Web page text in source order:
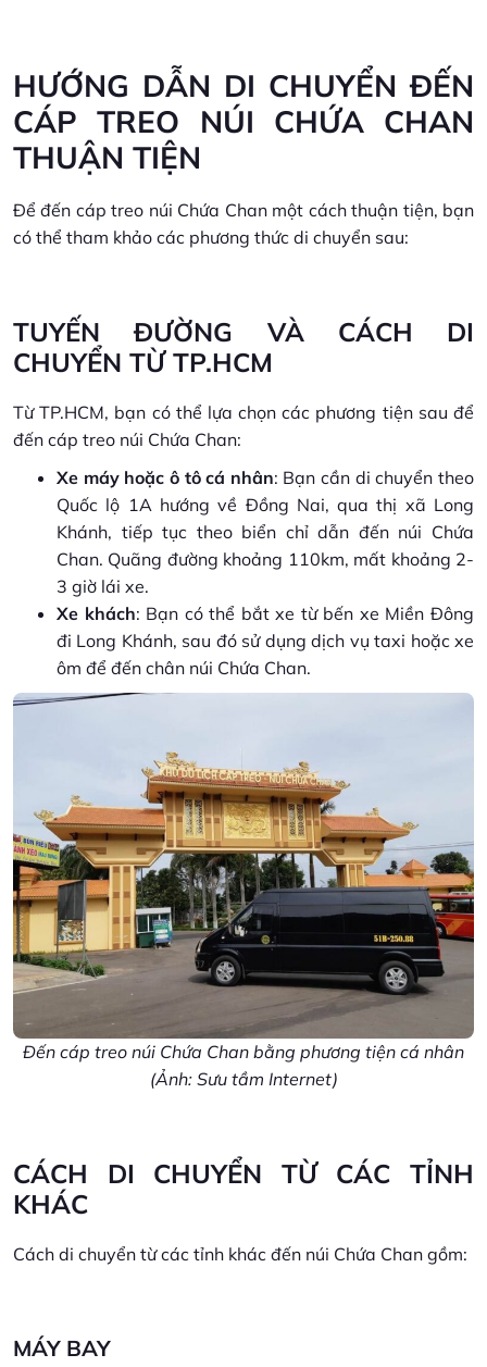
HƯỚNG DẪN DI CHUYỂN ĐẾN
CÁP TREO NÚI CHỨA CHAN
THUẬN TIỆN
Để đến cáp treo núi Chứa Chan một cách thuận tiện, bạn
có thể tham khảo các phương thức di chuyển sau:
TUYẾN ĐƯỜNG VÀ CÁCH DI
CHUYỂN TỪ TP.HCM
Từ TP.HCM, bạn có thể lựa chọn các phương tiện sau để
đến cáp treo núi Chứa Chan:
Xe máy hoặc ô tô cá nhân: Bạn cần di chuyển theo
Quốc lộ 1A hướng về Đồng Nai, qua thị xã Long
Khánh, tiếp tục theo biển chỉ dẫn đến núi Chứa
Chan. Quãng đường khoảng 110km, mất khoảng 2-
3 giờ lái xe.
Xe khách: Bạn có thể bắt xe từ bến xe Miền Đông
đi Long Khánh, sau đó sử dụng dịch vụ taxi hoặc xe
ôm để đến chân núi Chứa Chan.
Đến cáp treo núi Chứa Chan bằng phương tiện cá nhân
(Ảnh: Sưu tầm Internet)
CÁCH DI CHUYỂN TỪ CÁC TỈNH
KHÁC
Cách di chuyển từ các tỉnh khác đến núi Chứa Chan gồm:
MÁY BAY